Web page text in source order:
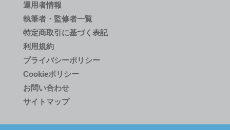
運用者情報
執筆者・監修者一覧
特定商取引に基づく表記
利用規約
プライバシーポリシー
Cookieポリシー
お問い合わせ
サイトマップ